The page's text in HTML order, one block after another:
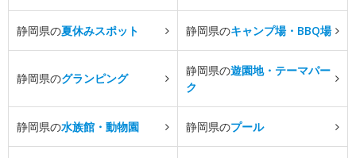
静岡県の夏休みスポット 静岡県のキャンプ場・BBQ場
静岡県のグランピング
静岡県の遊園地・テーマパー
ク
静岡県の水族館・動物園 静岡県のプール